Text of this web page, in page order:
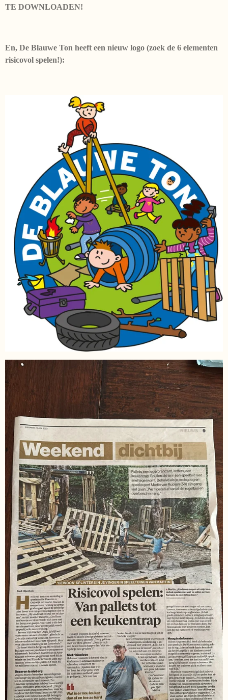
TE DOWNLOADEN!
En, De Blauwe Ton heeft een nieuw logo (zoek de 6 elementen
risicovol spelen!):